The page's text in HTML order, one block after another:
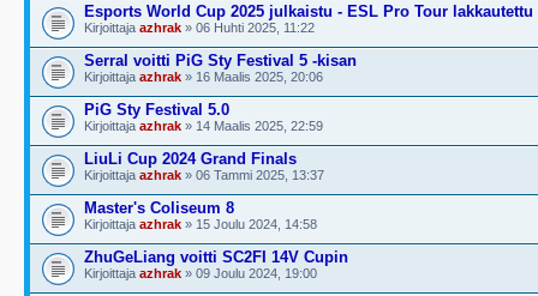
Esports World Cup 2025 julkaistu - ESL Pro Tour lakkautettu
Kirjoittaja azhrak » 06 Huhti 2025, 11:22
Serral voitti PiG Sty Festival 5 -kisan
Kirjoittaja azhrak » 16 Maalis 2025, 20:06
PiG Sty Festival 5.0
Kirjoittaja azhrak » 14 Maalis 2025, 22:59
LiuLi Cup 2024 Grand Finals
Kirjoittaja azhrak » 06 Tammi 2025, 13:37
Master's Coliseum 8
Kirjoittaja azhrak » 15 Joulu 2024, 14:58
ZhuGeLiang voitti SC2FI 14V Cupin
Kirjoittaja azhrak » 09 Joulu 2024, 19:00